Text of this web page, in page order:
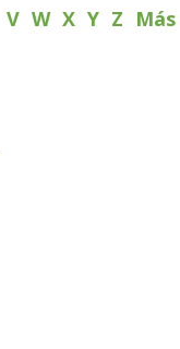
V W X Y Z Más